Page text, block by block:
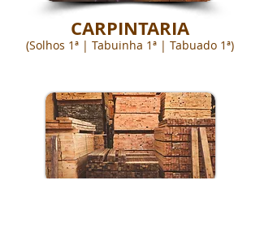
CARPINTARIA
(Solhos 1ª | Tabuinha 1ª | Tabuado 1ª)